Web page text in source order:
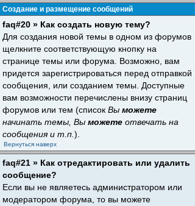
Создание и размещение сообщений
faq#20 » Как создать новую тему?
Для создания новой темы в одном из форумов
щелкните соответствующую кнопку на
странице темы или форума. Возможно, вам
придется зарегистрироваться перед отправкой
сообщения, или созданием темы. Доступные
вам возможности перечислены внизу страниц
форумов или тем (список Вы можете
начинать темы, Вы можете отвечать на
сообщения и т.п. ).
Вернуться наверх
faq#21 » Как отредактировать или удалить
сообщение?
Если вы не являетесь администратором или
модератором форума, то вы можете